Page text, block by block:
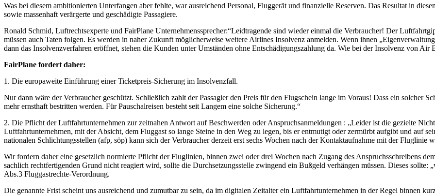
Was bei diesem ambitionierten Unterfangen aber fehlte, war ausreichend Personal, Fluggerät und finanzielle Reserven. Das Resultat in
sowie massenhaft verärgerte und geschädigte Passagiere.
Ronald Schmid, Luftrechtsexperte und FairPlane Unternehmenssprecher:“Leidtragende sind wieder einmal die Verbraucher! Der
müssen auch Taten folgen. Es werden in naher Zukunft möglicherweise weitere Airlines Insolvenz anmelden. Wenn ihnen
dann das Insolvenzverfahren eröffnet, stehen die Kunden unter Umständen ohne Entschädigungszahlung da. Wie bei der Insolvenz von
FairPlane fordert daher:
1. Die europaweite Einführung einer Ticketpreis-Sicherung im Insolvenzfall.
Nur dann wäre der Verbraucher geschützt. Schließlich zahlt der Passagier den Preis für den Flugschein lange im Voraus! Dass ein solcher
mehr ernsthaft bestritten werden. Für Pauschalreisen besteht seit Langem eine solche Sicherung.“
2. Die Pflicht der Luftfahrtunternehmen zur zeitnahen Antwort auf Beschwerden oder Anspruchsanmeldungen : „Leider ist die gezielte
Luftfahrtunternehmen, mit der Absicht, dem Fluggast so lange Steine in den Weg zu legen, bis er entmutigt oder zermürbt aufgibt und auf
nationalen Schlichtungsstellen (afp, söp) kann sich der Verbraucher derzeit erst sechs Wochen nach der Kontaktaufnahme mit der Fluglinie
Wir fordern daher eine gesetzlich normierte Pflicht der Fluglinien, binnen zwei oder drei Wochen nach Zugang des Anspruchsschreibens
sachlich rechtfertigenden Grund nicht reagiert wird, sollte die Durchsetzungsstelle zwingend ein Bußgeld verhängen müssen. Dieses sollte:
Abs.3 Fluggastrechte-Verordnung.
Die genannte Frist scheint uns ausreichend und zumutbar zu sein, da im digitalen Zeitalter ein Luftfahrtunternehmen in der Regel binnen